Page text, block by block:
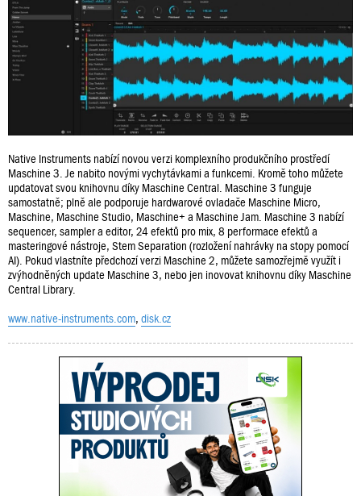
Native Instruments nabízí novou verzi komplexního produkčního prostředí
Maschine 3. Je nabito novými vychytávkami a funkcemi. Kromě toho můžete
updatovat svou knihovnu díky Maschine Central. Maschine 3 funguje
samostatně; plně ale podporuje hardwarové ovladače Maschine Micro,
Maschine, Maschine Studio, Maschine+ a Maschine Jam. Maschine 3 nabízí
sequencer, sampler a editor, 24 efektů pro mix, 8 performace efektů a
masteringové nástroje, Stem Separation (rozložení nahrávky na stopy pomocí
AI). Pokud vlastníte předchozí verzi Maschine 2, můžete samozřejmě využít i
zvýhodněných update Maschine 3, nebo jen inovovat knihovnu díky Maschine
Central Library.
www.native-instruments.com, disk.cz